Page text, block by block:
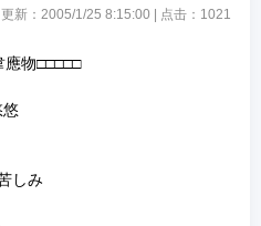
| 更新：2005/1/25 8:15:00 | 点击： 1021
應物□□□□□
しみ